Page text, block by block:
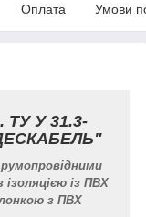
Оплата Умови
ТУ У 31.3-
із ПВХ
з ПВХ